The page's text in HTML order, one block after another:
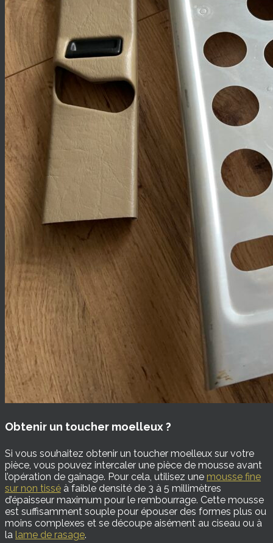
Obtenir un toucher moelleux ?
Si vous souhaitez obtenir un toucher moelleux sur votre
pièce, vous pouvez intercaler une pièce de mousse avant
l’opération de gainage. Pour cela, utilisez une mousse fine
sur non tissé à faible densité de 3 à 5 millimètres
d’épaisseur maximum pour le rembourrage. Cette mousse
est suffisamment souple pour épouser des formes plus ou
moins complexes et se découpe aisément au ciseau ou à
la lame de rasage.